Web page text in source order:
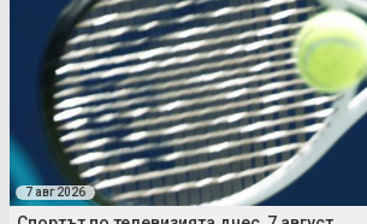
7 авг 2026